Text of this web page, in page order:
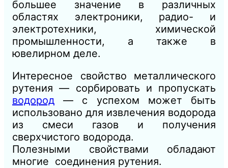
большее значение в различных
областях электроники, радио- и
электротехники, химической
промышленности, а также в
ювелирном деле.
Интересное свойство металлического
рутения — сорбировать и пропускать
водород — с успехом может быть
использовано для извлечения водорода
из смеси газов и получения
сверхчистого водорода.
Полезными свойствами обладают
многие соединения рутения.